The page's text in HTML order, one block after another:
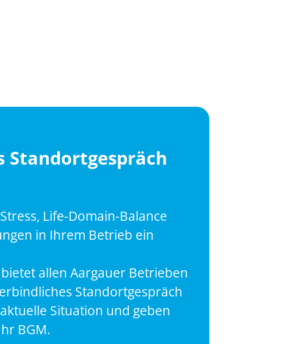
Standortgespräch
Life-Domain-Balance
in Ihrem Betrieb ein
allen Aargauer Betrieben
Standortgespräch
Situation und geben
BGM.